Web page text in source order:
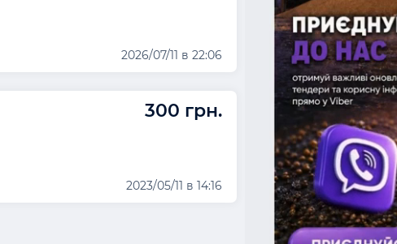
2026/07/11 в 22:06
300 грн.
2023/05/11 в 14:16